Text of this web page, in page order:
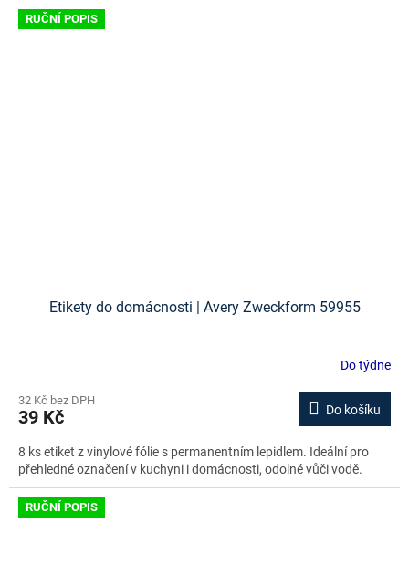
RUČNÍ POPIS
Etikety do domácnosti | Avery Zweckform 59955
Do týdne
32 Kč bez DPH
39 Kč Do košíku
8 ks etiket z vinylové fólie s permanentním lepidlem. Ideální pro
přehledné označení v kuchyni i domácnosti, odolné vůči vodě.
RUČNÍ POPIS